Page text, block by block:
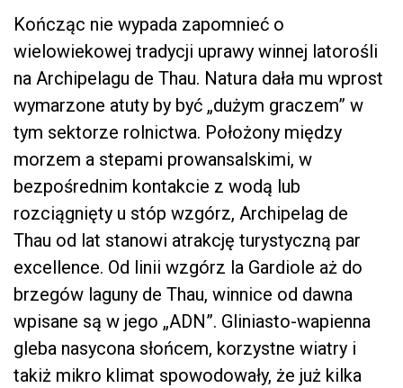
Kończąc nie wypada zapomnieć o
wielowiekowej tradycji uprawy winnej latorośli
na Archipelagu de Thau. Natura dała mu wprost
wymarzone atuty by być „dużym graczem” w
tym sektorze rolnictwa. Położony między
morzem a stepami prowansalskimi, w
bezpośrednim kontakcie z wodą lub
rozciągnięty u stóp wzgórz, Archipelag de
Thau od lat stanowi atrakcję turystyczną par
excellence. Od linii wzgórz la Gardiole aż do
brzegów laguny de Thau, winnice od dawna
wpisane są w jego „ADN”. Gliniasto-wapienna
gleba nasycona słońcem, korzystne wiatry i
takiż mikro klimat spowodowały, że już kilka